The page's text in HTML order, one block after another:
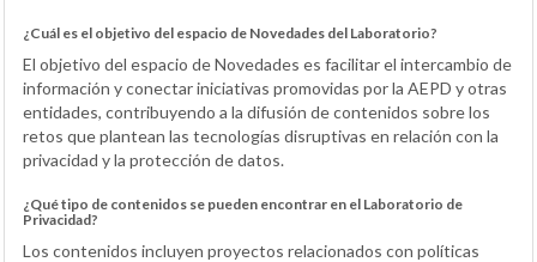
¿Cuál es el objetivo del espacio de Novedades del Laboratorio?
El objetivo del espacio de Novedades es facilitar el intercambio de
información y conectar iniciativas promovidas por la AEPD y otras
entidades, contribuyendo a la difusión de contenidos sobre los
retos que plantean las tecnologías disruptivas en relación con la
privacidad y la protección de datos.
¿Qué tipo de contenidos se pueden encontrar en el Laboratorio de
Privacidad?
Los contenidos incluyen proyectos relacionados con políticas